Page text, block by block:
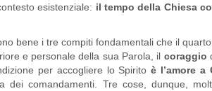
esistenziale: il tempo della Chiesa
bene i tre compiti fondamentali che il
e personale della sua Parola, il coraggio
per accogliere lo Spiritoè l’amore a
dei comandamenti. Tre cose, dunque,